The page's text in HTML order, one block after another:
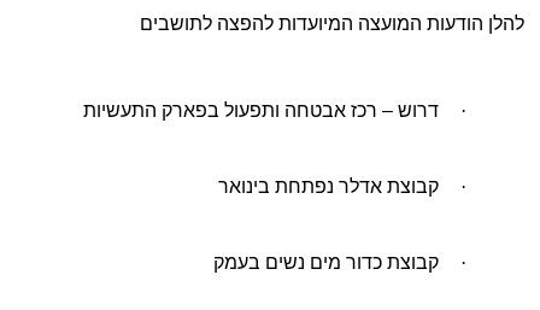
להלן הודעות המועצה המיועדות להפצה לתושבים
· דרוש – רכז אבטחה ותפעול בפארק התעשיות
· קבוצת אדלר נפתחת בינואר
· קבוצת כדור מים נשים בעמק